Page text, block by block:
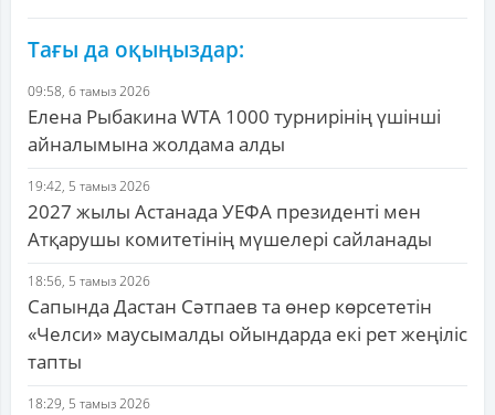
Тағы да оқыңыздар:
09:58, 6 тамыз 2026
Елена Рыбакина WTA 1000 турнирінің үшінші
айналымына жолдама алды
19:42, 5 тамыз 2026
2027 жылы Астанада УЕФА президенті мен
Атқарушы комитетінің мүшелері сайланады
18:56, 5 тамыз 2026
Сапында Дастан Сәтпаев та өнер көрсететін
«Челси» маусымалды ойындарда екі рет жеңіліс
тапты
18:29, 5 тамыз 2026